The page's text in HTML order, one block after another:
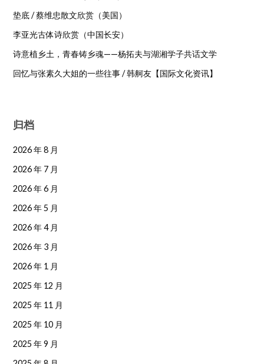
垫底 / 蔡维忠散文欣赏（美国）
李亚光古体诗欣赏（中国长安）
诗意植乡土，青春铸乡魂——杨拓夫与湖湘学子共话文学
回忆与张素久大姐的一些往事 / 韩舸友【国际文化资讯】
归档
2026 年 8 月
2026 年 7 月
2026 年 6 月
2026 年 5 月
2026 年 4 月
2026 年 3 月
2026 年 1 月
2025 年 12 月
2025 年 11 月
2025 年 10 月
2025 年 9 月